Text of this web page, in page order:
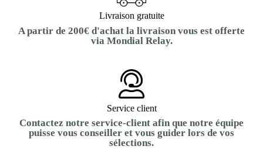
Livraison gratuite
A partir de 200€ d'achat la livraison vous est offerte
via Mondial Relay.
Service client
Contactez notre service-client afin que notre équipe
puisse vous conseiller et vous guider lors de vos
sélections.